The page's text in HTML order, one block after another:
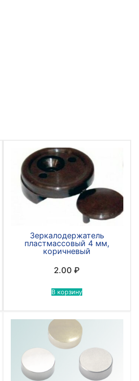
Зеркалодержатель
пластмассовый 4 мм,
коричневый
2.00₽
В корзину